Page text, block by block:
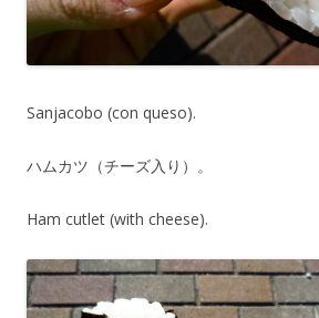
Sanjacobo (con queso).
ハムカツ（チーズ入り）。
Ham cutlet (with cheese).